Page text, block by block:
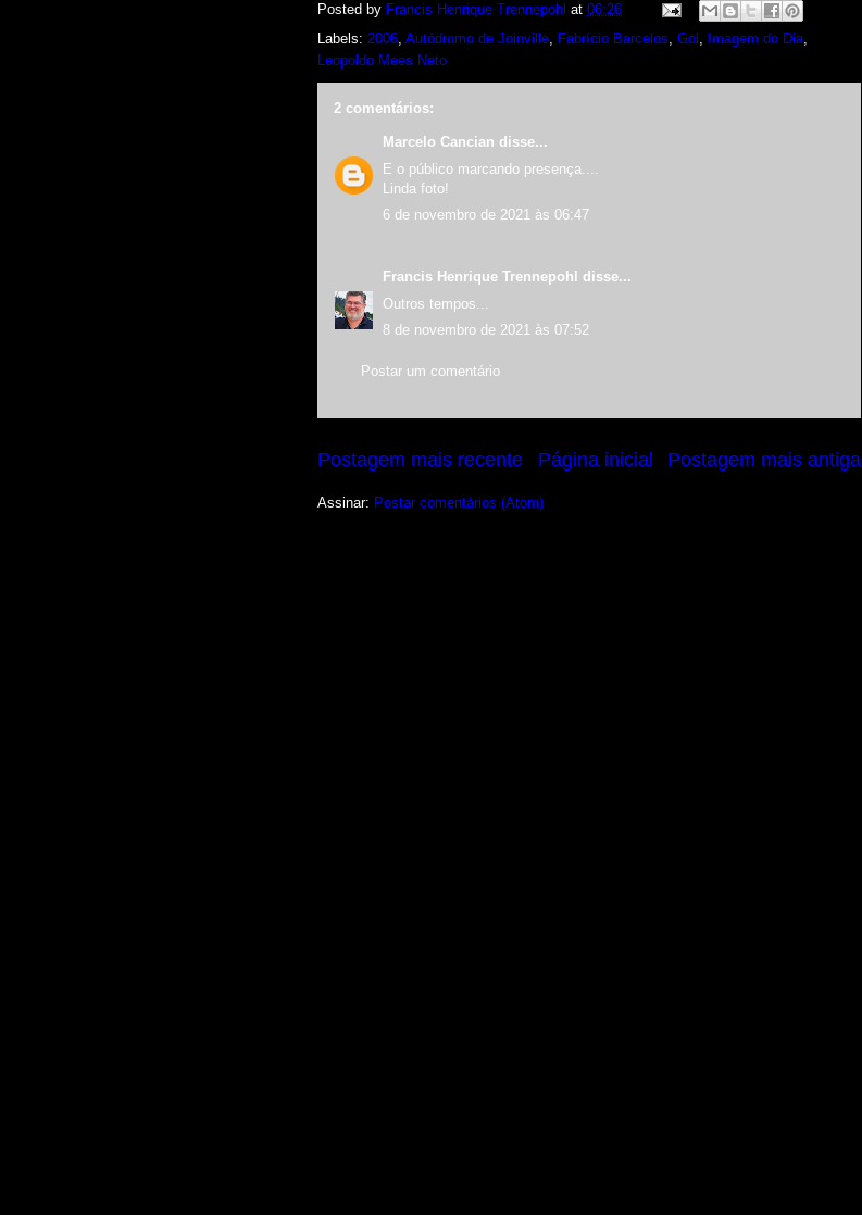
Posted by Francis Henrique Trennepohl at 06:26
Labels: 2006, Autódromo de Joinville, Fabrício Barcelos, Gol , Imagem do Dia,
Leopoldo Mees Neto
2 comentários:
Marcelo Cancian disse...
E o público marcando presença....
Linda foto!
6 de novembro de 2021 às 06:47
Francis Henrique Trennepohl
disse...
Outros tempos...
8 de novembro de 2021 às 07:52
Postar um comentário
Postagem mais recente Postagem mais antiga
Página inicial
Assinar: Postar comentários (Atom)